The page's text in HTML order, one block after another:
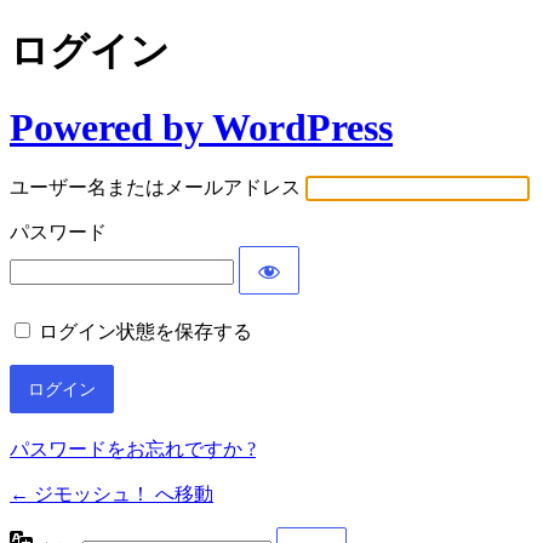
ログイン
Powered by WordPress
ユーザー名またはメールアドレス
パスワード
ログイン状態を保存する
パスワードをお忘れですか ?
← ジモッシュ！ へ移動